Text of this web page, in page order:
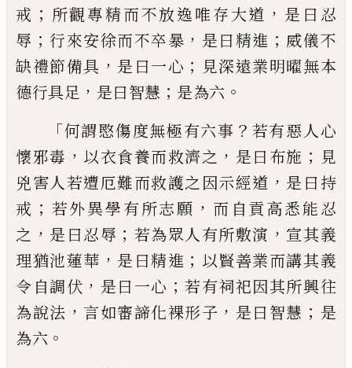
戒 ； 所觀專精而不放逸唯存大道 ， 是曰忍
辱 ； 行來安徐而不卒暴 ， 是曰精進 ； 威儀不
缺禮節備具 ， 是曰一心 ； 見深遠業明曜無本
德行具足 ， 是曰智慧 ； 是為六 。
「何謂愍傷度無極有六事 ？ 若有惡人心
懷邪毒 ， 以衣食養而救濟之 ， 是曰布施 ； 見
兇害人若遭厄難而救護之因示經道 ， 是曰持
戒 ； 若外異學有所志願 ， 而自貢高悉能忍
之 ， 是曰忍辱 ； 若為眾人有所敷演 ， 宣其義
理猶池蓮華 ， 是曰精進 ； 以賢善業而講其義
令自調伏 ， 是曰一心 ； 若有祠祀因其所興往
為說法 ， 言如審諦化裸形子 ， 是曰智慧 ； 是
為六 。